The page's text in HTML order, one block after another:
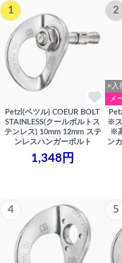
1
Petzl(ペツル) COEUR BOLT
STAINLESS(クールボルトス
テンレス) 10mm 12mm ステ
ンレスハンガーボルト
1,348円
2
×入
メ
※ス
※
ン
4 5